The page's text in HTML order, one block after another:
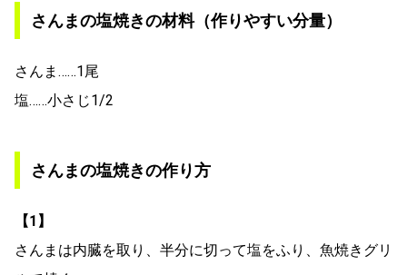
さんまの塩焼きの材料（作りやすい分量）
さんま……1尾
塩……小さじ1/2
さんまの塩焼きの作り方
【1】
さんまは内臓を取り、半分に切って塩をふり、魚焼きグリ